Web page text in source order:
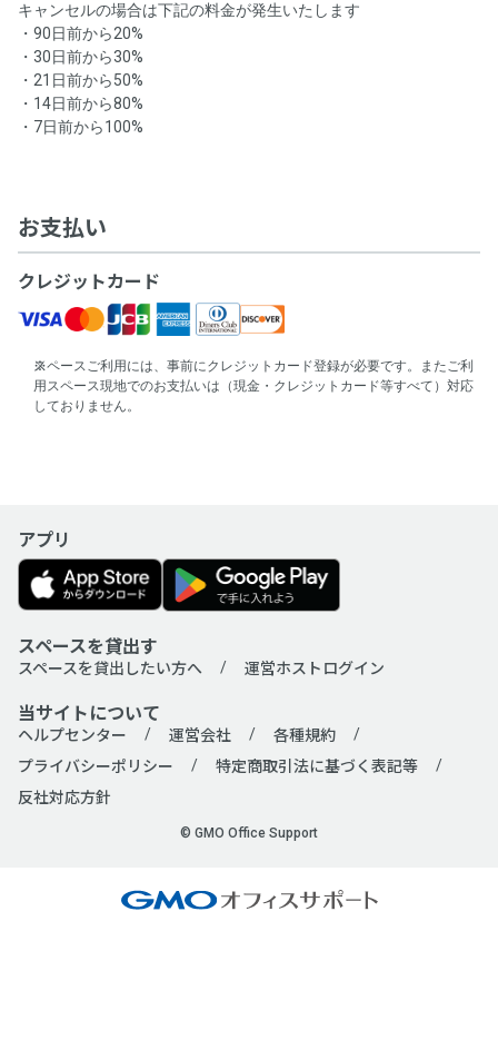
キャンセルの場合は下記の料金が発生いたします
・90日前から20%
・30日前から30%
・21日前から50%
・14日前から80%
・7日前から100%
お支払い
クレジットカード
スペースご利用には、事前にクレジットカード登録が必要です。またご利
用スペース現地でのお支払いは（現金・クレジットカード等すべて）対応
しておりません。
アプリ
スペースを貸出す
スペースを貸出したい方へ 運営ホストログイン
当サイトについて
ヘルプセンター 運営会社
各種規約
プライバシーポリシー
特定商取引法に基づく表記等
反社対応方針
© GMO Office Support